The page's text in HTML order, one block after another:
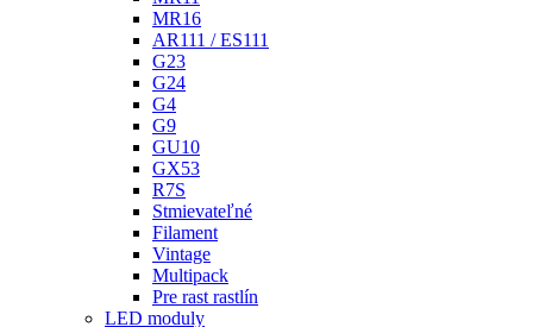
MR16
AR111 / ES111
G23
G24
G4
G9
GU10
GX53
R7S
Stmievateľné
Filament
Vintage
Multipack
Pre rast rastlín
LED moduly